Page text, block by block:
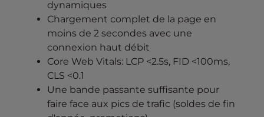
dynamiques
Chargement complet de la page en
moins de 2 secondes avec une
connexion haut débit
Core Web Vitals: LCP <2.5s, FID <100ms,
CLS <0.1
Une bande passante suffisante pour
faire face aux pics de trafic (soldes de fin